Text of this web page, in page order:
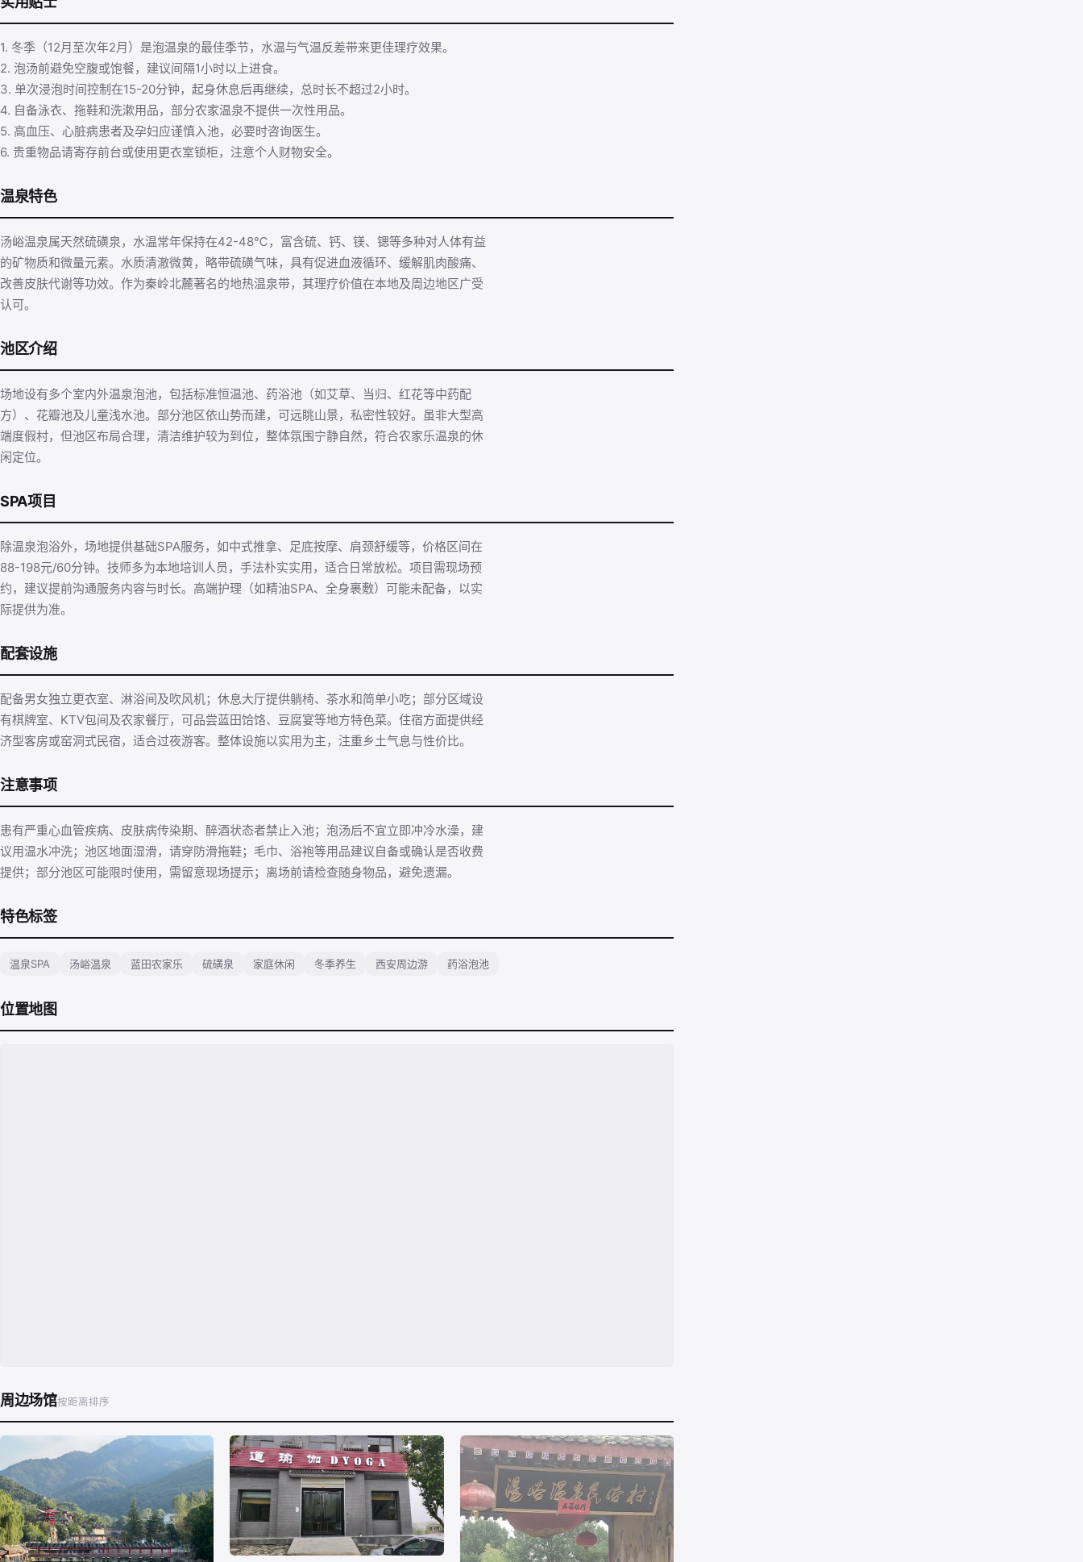
1. 冬季（12月至次年2月）是泡温泉的最佳季节，水温与气温反差带来更佳理疗效果。
2. 泡汤前避免空腹或饱餐，建议间隔1小时以上进食。
3. 单次浸泡时间控制在15-20分钟，起身休息后再继续，总时长不超过2小时。
4. 自备泳衣、拖鞋和洗漱用品，部分农家温泉不提供一次性用品。
5. 高血压、心脏病患者及孕妇应谨慎入池，必要时咨询医生。
6. 贵重物品请寄存前台或使用更衣室锁柜，注意个人财物安全。
温泉特色
汤峪温泉属天然硫磺泉，水温常年保持在42-48℃，富含硫、钙、镁、锶等多种对人体有益
的矿物质和微量元素。水质清澈微黄，略带硫磺气味，具有促进血液循环、缓解肌肉酸痛、
改善皮肤代谢等功效。作为秦岭北麓著名的地热温泉带，其理疗价值在本地及周边地区广受
认可。
池区介绍
场地设有多个室内外温泉泡池，包括标准恒温池、药浴池（如艾草、当归、红花等中药配
方）、花瓣池及儿童浅水池。部分池区依山势而建，可远眺山景，私密性较好。虽非大型高
端度假村，但池区布局合理，清洁维护较为到位，整体氛围宁静自然，符合农家乐温泉的休
闲定位。
SPA项目
除温泉泡浴外，场地提供基础SPA服务，如中式推拿、足底按摩、肩颈舒缓等，价格区间在
88-198元/60分钟。技师多为本地培训人员，手法朴实实用，适合日常放松。项目需现场预
约，建议提前沟通服务内容与时长。高端护理（如精油SPA、全身裹敷）可能未配备，以实
际提供为准。
配套设施
配备男女独立更衣室、淋浴间及吹风机；休息大厅提供躺椅、茶水和简单小吃；部分区域设
有棋牌室、KTV包间及农家餐厅，可品尝蓝田饸饹、豆腐宴等地方特色菜。住宿方面提供经
济型客房或窑洞式民宿，适合过夜游客。整体设施以实用为主，注重乡土气息与性价比。
注意事项
患有严重心血管疾病、皮肤病传染期、醉酒状态者禁止入池；泡汤后不宜立即冲冷水澡，建
议用温水冲洗；池区地面湿滑，请穿防滑拖鞋；毛巾、浴袍等用品建议自备或确认是否收费
提供；部分池区可能限时使用，需留意现场提示；离场前请检查随身物品，避免遗漏。
特色标签
温泉SPA 汤峪温泉 蓝田农家乐 硫磺泉 家庭休闲 冬季养生 西安周边游 药浴泡池
位置地图
周边场馆按距离排序